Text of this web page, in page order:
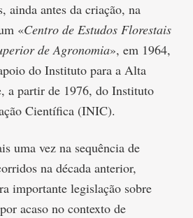
ainda antes da criação, na
«Centro de Estudos Florestais
de Agronomia», em 1964,
do Instituto para a Alta
a partir de 1976, do Instituto
Científica (INIC).
uma vez na sequência de
na década anterior,
importante legislação sobre
acaso no contexto de